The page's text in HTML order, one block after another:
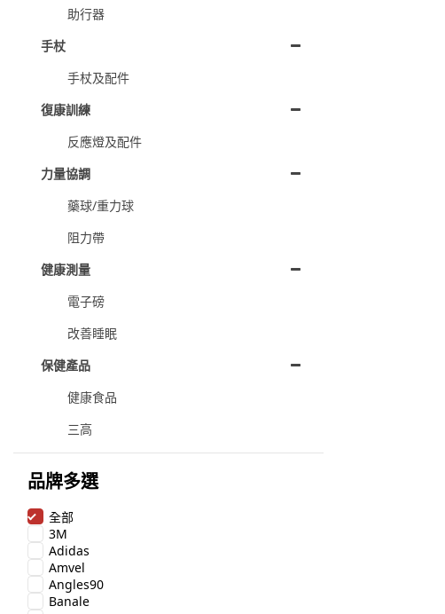
助行器
手杖
手杖及配件
復康訓練
反應燈及配件
力量協調
藥球/重力球
阻力帶
健康測量
電子磅
改善睡眠
保健產品
健康食品
三高
品牌多選
全部
3M
Adidas
Amvel
Angles90
Banale